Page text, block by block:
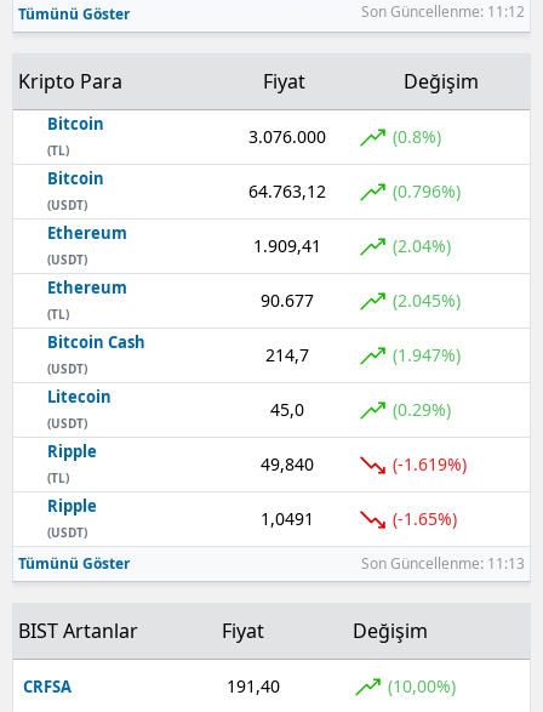
Tümünü Göster Son Güncellenme: 11:12
Kripto Para Fiyat Değişim
Bitcoin
(TL)
3.076.000 (0.8%)
Bitcoin
(USDT)
64.763,12 (0.796%)
Ethereum
(USDT)
1.909,41 (2.04%)
Ethereum
(TL)
90.677 (2.045%)
Bitcoin Cash
(USDT)
214,7 (1.947%)
Litecoin
(USDT)
45,0 (0.29%)
Ripple
(TL)
49,840 (-1.619%)
Ripple
(USDT)
1,0491 (-1.65%)
Tümünü Göster Son Güncellenme: 11:13
BIST Artanlar Fiyat Değişim
CRFSA 191,40 (10,00%)